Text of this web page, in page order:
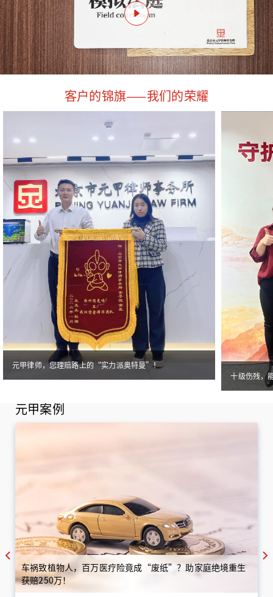
客户的锦旗——我们的荣耀
元甲律师，您理赔路上的“实力派奥特曼”！
十级伤残，
元甲案例
车祸致植物人，百万医疗险竟成“废纸”？助家庭绝境重生
获赔250万！